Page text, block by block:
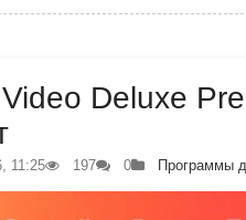
Deluxe
11:25 197 0 Программы